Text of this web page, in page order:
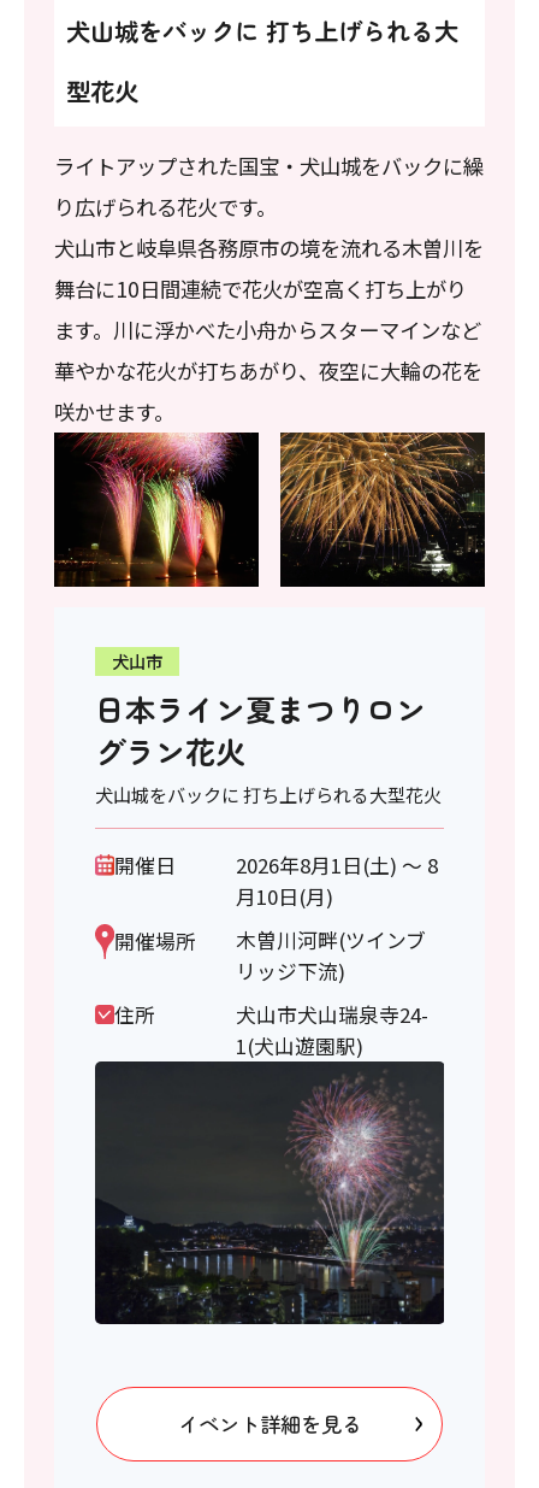
犬山城をバックに 打ち上げられる大
型花火
ライトアップされた国宝・犬山城をバックに繰
り広げられる花火です。
犬山市と岐阜県各務原市の境を流れる木曽川を
舞台に10日間連続で花火が空高く打ち上がり
ます。川に浮かべた小舟からスターマインなど
華やかな花火が打ちあがり、夜空に大輪の花を
咲かせます。
犬山市
日本ライン夏まつりロン
グラン花火
犬山城をバックに 打ち上げられる大型花火
開催日
2026年8月1日(土) ～ 8
月10日(月)
開催場所
木曽川河畔(ツインブ
リッジ下流)
住所
犬山市犬山瑞泉寺24-
1(犬山遊園駅)
イベント詳細を見る